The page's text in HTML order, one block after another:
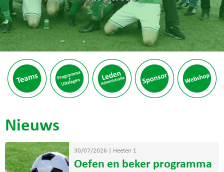
Nieuws
30/07/2026 Heeten 1
Oefen en beker programma